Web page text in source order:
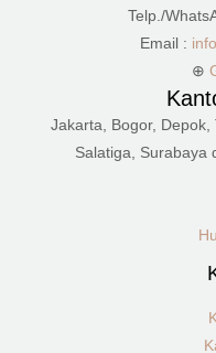
Telp./
Email :
⊕
Jakarta, Bogor, Depok,
Salatiga, Surabaya